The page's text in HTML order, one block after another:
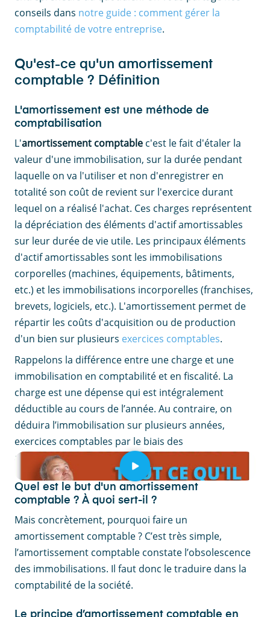
conseils dans notre guide : comment gérer la
comptabilité de votre entreprise.
Qu'est-ce qu'un amortissement
comptable ? Définition
L'amortissement est une méthode de
comptabilisation
L'amortissement comptable c'est le fait d'étaler la
valeur d'une immobilisation, sur la durée pendant
laquelle on va l'utiliser et non d'enregistrer en
totalité son coût de revient sur l'exercice durant
lequel on a réalisé l'achat. Ces charges représentent
la dépréciation des éléments d'actif amortissables
sur leur durée de vie utile. Les principaux éléments
d'actif amortissables sont les immobilisations
corporelles (machines, équipements, bâtiments,
etc.) et les immobilisations incorporelles (franchises,
brevets, logiciels, etc.). L'amortissement permet de
répartir les coûts d'acquisition ou de production
d'un bien sur plusieurs exercices comptables.
Rappelons la différence entre une charge et une
immobilisation en comptabilité et en fiscalité. La
charge est une dépense qui est intégralement
déductible au cours de l’année. Au contraire, on
déduira l’immobilisation sur plusieurs années,
exercices comptables par le biais des
amortissements.
Quel est le but d'un amortissement
comptable ? À quoi sert-il ?
Mais concrètement, pourquoi faire un
amortissement comptable ? C’est très simple,
l’amortissement comptable constate l’obsolescence
des immobilisations. Il faut donc le traduire dans la
comptabilité de la société.
Le principe d’amortissement comptable en